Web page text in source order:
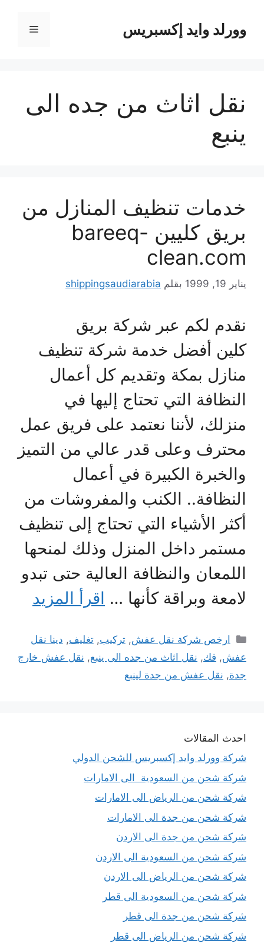
المحتوىوورلد وايد إكسبريس القائمة
نقل اثاث من جده الى
ينبع
خدمات تنظيف المنازل من
بريق كليين bareeq-
clean.com
يناير 19, 1999 بقلم shippingsaudiarabia
نقدم لكم عبر شركة بريق
كلين أفضل خدمة شركة تنظيف
منازل بمكة وتقديم كل أعمال
النظافة التي تحتاج إليها في
منزلك، لأننا نعتمد على فريق عمل
محترف وعلى قدر عالي من التميز
والخبرة الكبيرة في أعمال
النظافة.. الكنب والمفروشات من
أكثر الأشياء التي تحتاج إلى تنظيف
مستمر داخل المنزل وذلك لمنحها
اللمعان والنظافة العالية حتى تبدو
لامعة وبراقة كأنها … اقرأ المزيد
التصنيفات
ارخص شركة نقل عفش,تركيب,تغليف, دينا نقل
عفش, فك, نقل اثاث من جده الى ينبع, نقل عفش خارج
جدة, نقل عفش من جدة لينبع
احدث المقالات
شركة وورلد وايد إكسبريس للشحن الدولي
شركة شحن من السعودية الى الامارات
شركة شحن من الرياض الى الامارات
شركة شحن من جدة الى الامارات
شركة شحن من جدة الى الاردن
شركة شحن من السعودية الى الاردن
شركة شحن من الرياض الى الاردن
شركة شحن من السعودية الى قطر
شركة شحن من جدة الى قطر
شركة شحن من الرياض الى قطر